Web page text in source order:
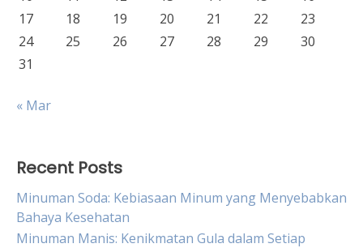
17
18 19 20 21 22
23
24
25 26 27 28 29
30
31
« Mar
Recent Posts
Minuman Soda: Kebiasaan Minum yang Menyebabkan
Bahaya Kesehatan
Minuman Manis: Kenikmatan Gula dalam Setiap